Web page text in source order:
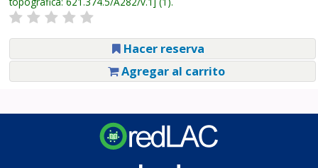
Hacer reserva
Agregar al carrito